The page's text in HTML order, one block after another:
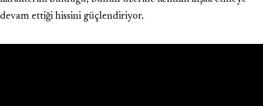
devam ettiği hissini güçlendiriyor.